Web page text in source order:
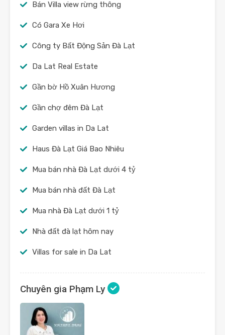
Bán Villa view rừng thông
Có Gara Xe Hơi
Công ty Bất Động Sản Đà Lạt
Da Lat Real Estate
Gần bờ Hồ Xuân Hương
Gần chợ đêm Đà Lạt
Garden villas in Da Lat
Haus Đà Lạt Giá Bao Nhiêu
Mua bán nhà Đà Lạt dưới 4 tỷ
Mua bán nhà đất Đà Lạt
Mua nhà Đà Lạt dưới 1 tỷ
Nhà đất đà lạt hôm nay
Villas for sale in Da Lat
Chuyên gia Phạm Ly